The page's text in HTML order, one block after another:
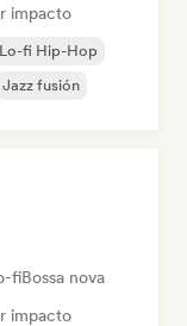
impacto
fi Hip-Hop
Jazz fusión
fiBossa nova
impacto